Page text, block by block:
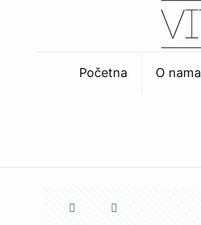
Početna O nama